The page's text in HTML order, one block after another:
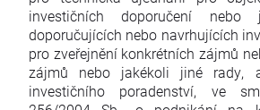
investičních doporučení nebo
doporučujících nebo navrhujících
pro zveřejnění konkrétních zájmů
zájmů nebo jakékoli jiné
investičního poradenství, ve